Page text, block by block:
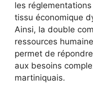
les
tissu économique
Ainsi, la double
ressources
permet de
aux besoins
martiniquais.